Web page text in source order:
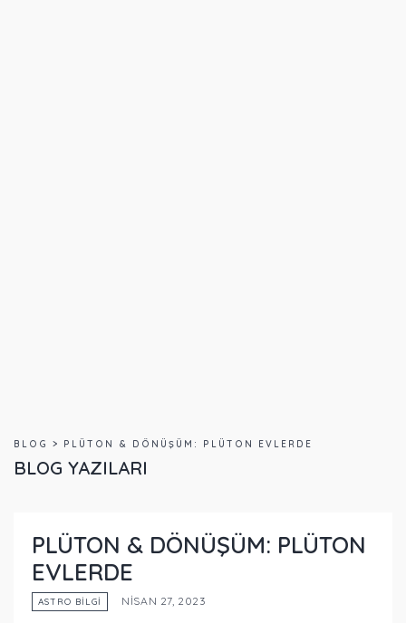
BLOG > PLÜTON & DÖNÜŞÜM: PLÜTON EVLERDE
BLOG YAZILARI
PLÜTON & DÖNÜŞÜM: PLÜTON
EVLERDE
ASTRO BİLGİ NISAN 27, 2023